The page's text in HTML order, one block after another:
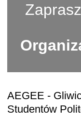
AEGEE -
Studentów